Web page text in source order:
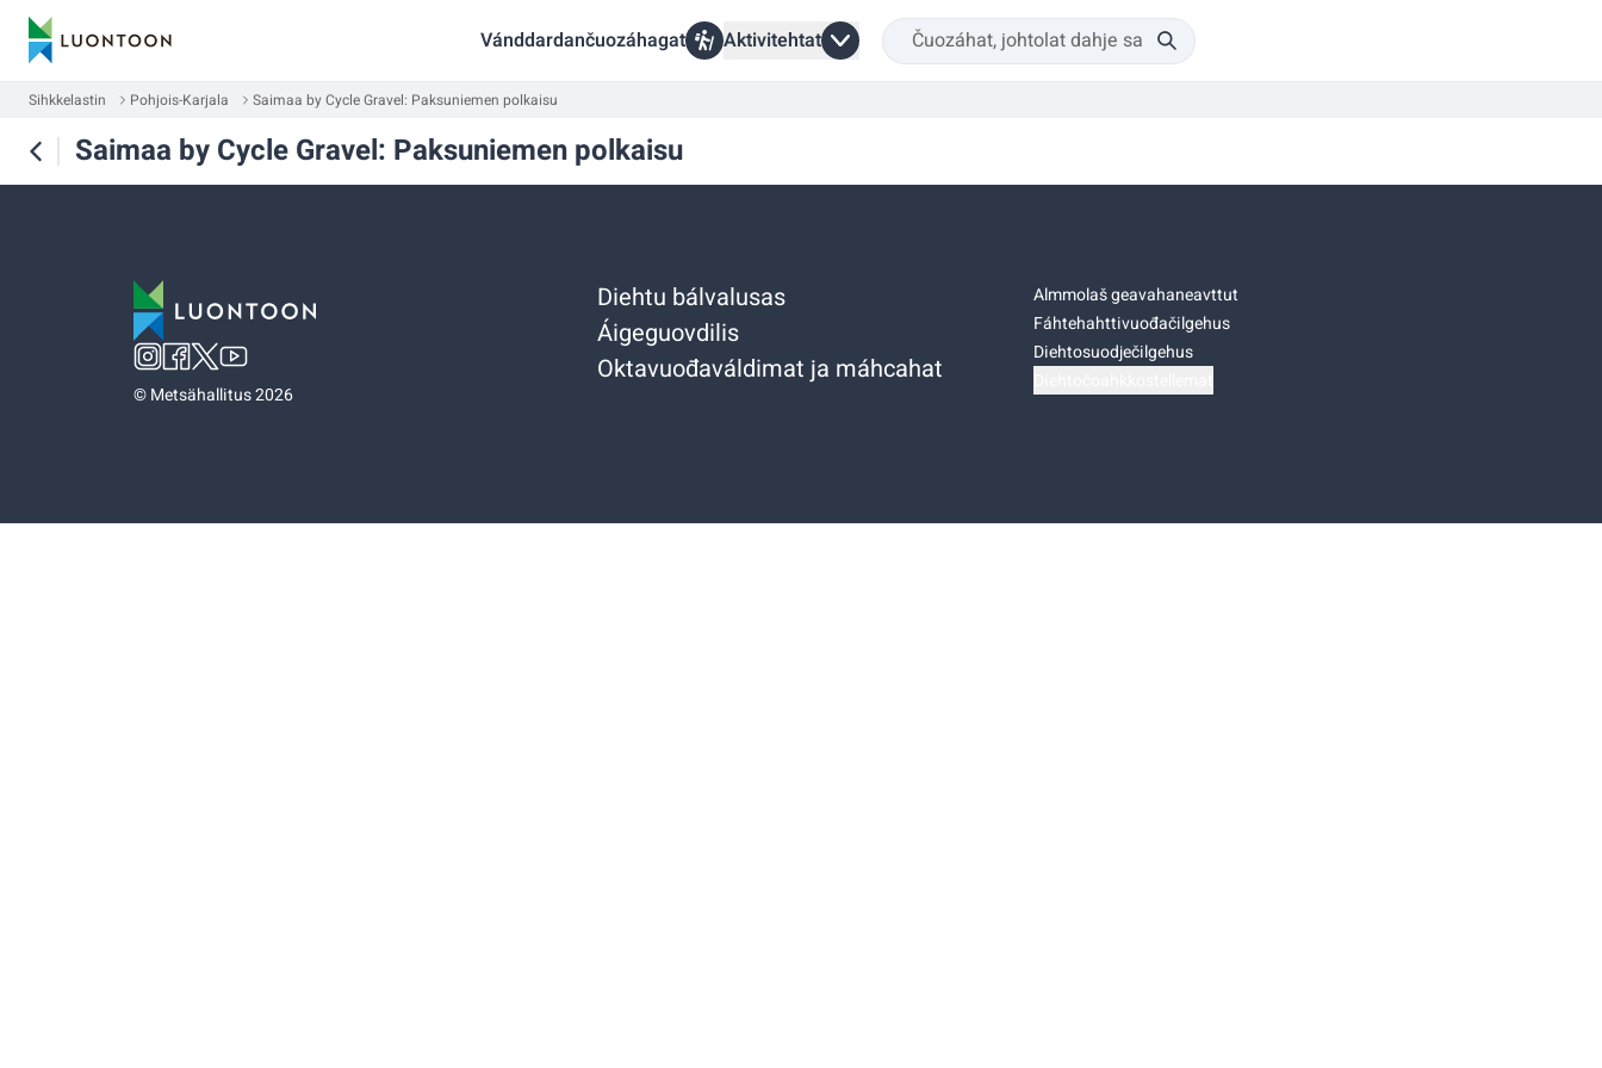
Vánddardančuozáhagat Aktivitehtat
Sihkkelastin Pohjois-Karjala Saimaa by Cycle Gravel: Paksuniemen polkaisu
Saimaa by Cycle Gravel: Paksuniemen polkaisu
©Metsähallitus 2026
Diehtu bálvalusas
Áigeguovdilis
Oktavuođaváldimat ja máhcahat
Almmolaš geavahaneavttut
Fáhtehahttivuođačilgehus
Diehtosuodječilgehus